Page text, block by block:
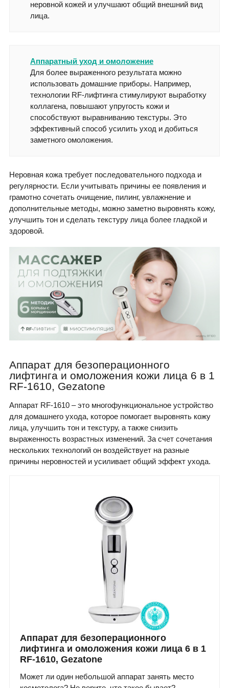
неровной кожей и улучшают общий внешний вид
лица.
Аппаратный уход и омоложение
Для более выраженного результата можно
использовать домашние приборы. Например,
технологии RF-лифтинга стимулируют выработку
коллагена, повышают упругость кожи и
способствуют выравниванию текстуры. Это
эффективный способ усилить уход и добиться
заметного омоложения.
Неровная кожа требует последовательного подхода и
регулярности. Если учитывать причины ее появления и
грамотно сочетать очищение, пилинг, увлажнение и
дополнительные методы, можно заметно выровнять кожу,
улучшить тон и сделать текстуру лица более гладкой и
здоровой.
Аппарат для безоперационного
лифтинга и омоложения кожи лица 6 в 1
RF-1610, Gezatone
Аппарат RF-1610 – это многофункциональное устройство
для домашнего ухода, которое помогает выровнять кожу
лица, улучшить тон и текстуру, а также снизить
выраженность возрастных изменений. За счет сочетания
нескольких технологий он воздействует на разные
причины неровностей и усиливает общий эффект ухода.
Аппарат для безоперационного
лифтинга и омоложения кожи лица 6 в 1
RF-1610, Gezatone
Может ли один небольшой аппарат занять место